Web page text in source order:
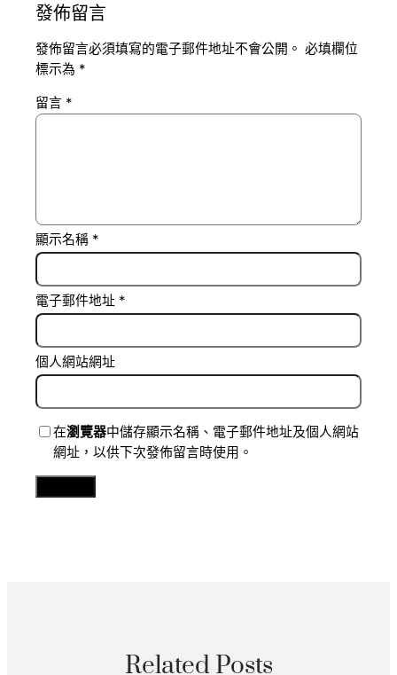
發佈留言
發佈留言必須填寫的電子郵件地址不會公開。 必填欄位
標示為 *
留言 *
顯示名稱 *
電子郵件地址 *
個人網站網址
在瀏覽器中儲存顯示名稱、電子郵件地址及個人網站
網址，以供下次發佈留言時使用。
Related Posts